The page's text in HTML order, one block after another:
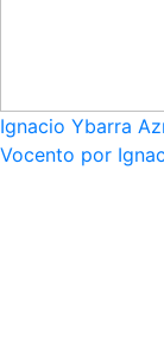
Ignacio Ybarra
Vocento por